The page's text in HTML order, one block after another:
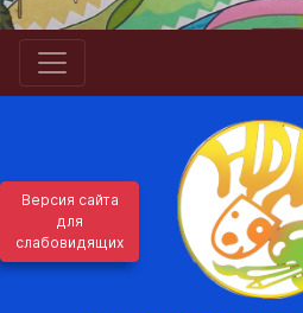
Версия сайта
для
слабовидящих